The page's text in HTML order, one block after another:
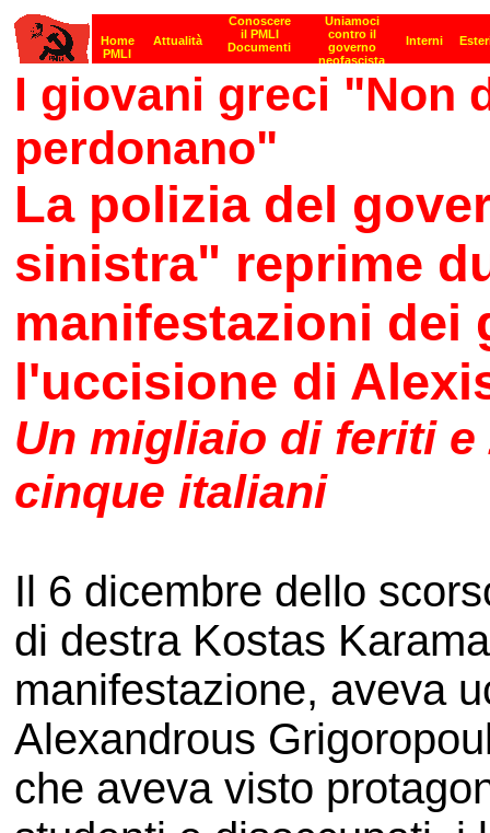
I giovani greci "Non
perdonano"
La polizia del
sinistra" reprime
manifestazioni dei
l'uccisione di
Un migliaio di feriti
cinque italiani
Il 6 dicembre dello
di destra Kostas
manifestazione, aveva
Alexandrous
che aveva visto